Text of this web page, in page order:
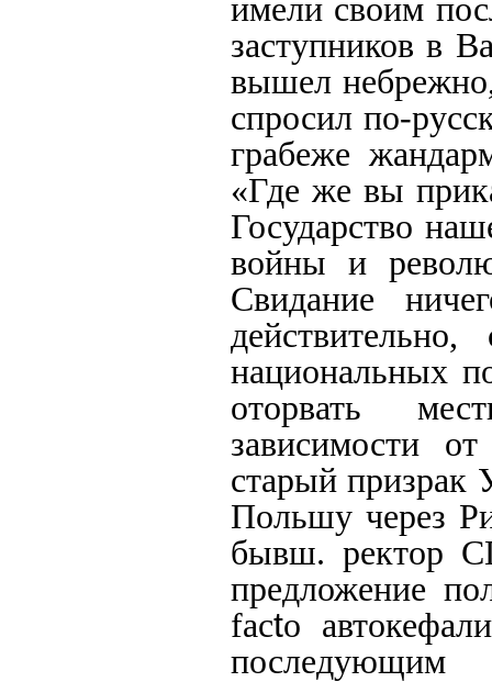
имели своим
заступников в
вышел
спросил по-
грабеже
«Где же вы
Государство
войны и
Свидание
национальных
оторвать
зависимости
старый призрак
Польшу через
бывш. ректор
предложение
facto
последующим